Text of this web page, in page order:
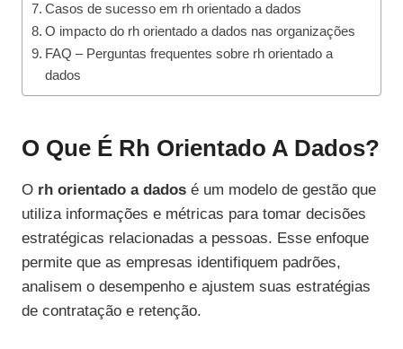
Casos de sucesso em rh orientado a dados
O impacto do rh orientado a dados nas organizações
FAQ – Perguntas frequentes sobre rh orientado a
dados
O Que É Rh Orientado A Dados?
O rh orientado a dados é um modelo de gestão que
utiliza informações e métricas para tomar decisões
estratégicas relacionadas a pessoas. Esse enfoque
permite que as empresas identifiquem padrões,
analisem o desempenho e ajustem suas estratégias
de contratação e retenção.